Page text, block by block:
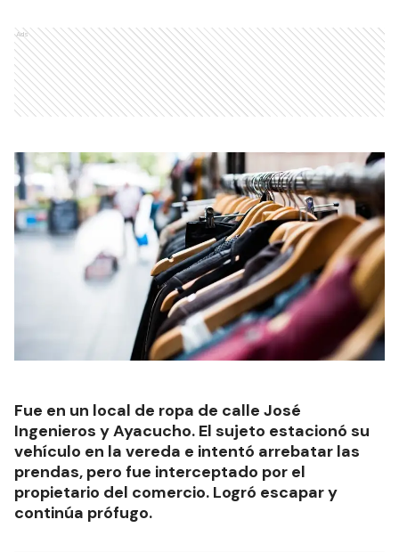
Ads
Fue en un local de ropa de calle José
Ingenieros y Ayacucho. El sujeto estacionó su
vehículo en la vereda e intentó arrebatar las
prendas, pero fue interceptado por el
propietario del comercio. Logró escapar y
continúa prófugo.